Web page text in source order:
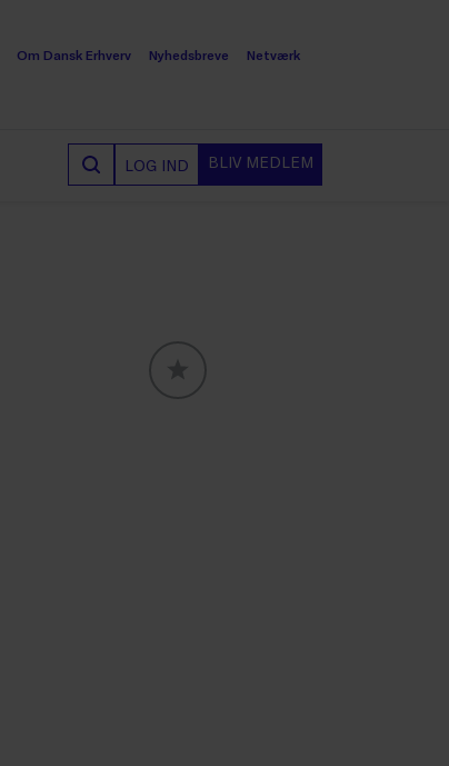
Om Dansk Erhverv Nyhedsbreve Netværk
LOG IND BLIV MEDLEM